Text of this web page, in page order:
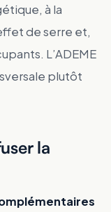
à la
de serre et,
L’ADEME
plutôt
la